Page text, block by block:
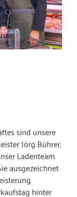
sind unsere
Jörg Bührer,
Ladenteam
ausgezeichnet
hinter